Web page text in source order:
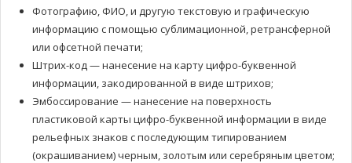
Фотографию, ФИО, и другую текстовую и графическую
информацию с помощью сублимационной, ретрансферной
или офсетной печати;
Штрих-код — нанесение на карту цифро-буквенной
информации, закодированной в виде штрихов;
Эмбоссирование — нанесение на поверхность
пластиковой карты цифро-буквенной информации в виде
рельефных знаков с последующим типированием
(окрашиванием) черным, золотым или серебряным цветом;